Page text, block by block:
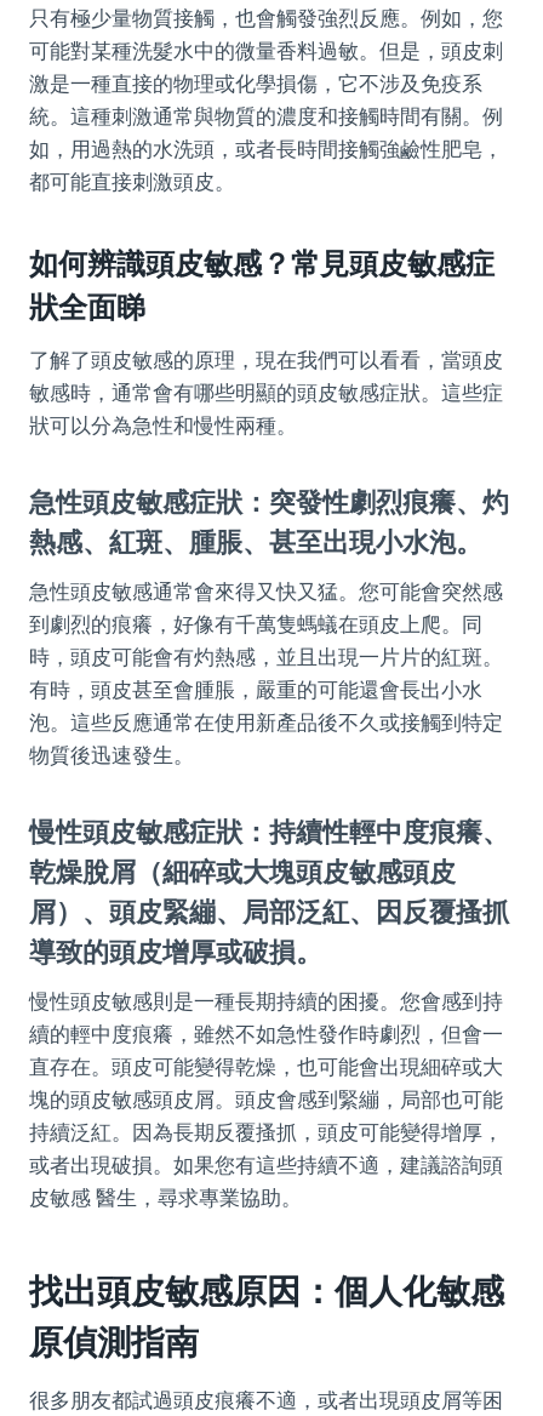
只有極少量物質接觸，也會觸發強烈反應。例如，您
可能對某種洗髮水中的微量香料過敏。但是，頭皮刺
激是一種直接的物理或化學損傷，它不涉及免疫系
統。這種刺激通常與物質的濃度和接觸時間有關。例
如，用過熱的水洗頭，或者長時間接觸強鹼性肥皂，
都可能直接刺激頭皮。
如何辨識頭皮敏感？常見頭皮敏感症
狀全面睇
了解了頭皮敏感的原理，現在我們可以看看，當頭皮
敏感時，通常會有哪些明顯的頭皮敏感症狀。這些症
狀可以分為急性和慢性兩種。
急性頭皮敏感症狀：突發性劇烈痕癢、灼
熱感、紅斑、腫脹、甚至出現小水泡。
急性頭皮敏感通常會來得又快又猛。您可能會突然感
到劇烈的痕癢，好像有千萬隻螞蟻在頭皮上爬。同
時，頭皮可能會有灼熱感，並且出現一片片的紅斑。
有時，頭皮甚至會腫脹，嚴重的可能還會長出小水
泡。這些反應通常在使用新產品後不久或接觸到特定
物質後迅速發生。
慢性頭皮敏感症狀：持續性輕中度痕癢、
乾燥脫屑（細碎或大塊頭皮敏感頭皮
屑）、頭皮緊繃、局部泛紅、因反覆搔抓
導致的頭皮增厚或破損。
慢性頭皮敏感則是一種長期持續的困擾。您會感到持
續的輕中度痕癢，雖然不如急性發作時劇烈，但會一
直存在。頭皮可能變得乾燥，也可能會出現細碎或大
塊的頭皮敏感頭皮屑。頭皮會感到緊繃，局部也可能
持續泛紅。因為長期反覆搔抓，頭皮可能變得增厚，
或者出現破損。如果您有這些持續不適，建議諮詢頭
皮敏感 醫生，尋求專業協助。
找出頭皮敏感原因：個人化敏感
原偵測指南
很多朋友都試過頭皮痕癢不適，或者出現頭皮屑等困